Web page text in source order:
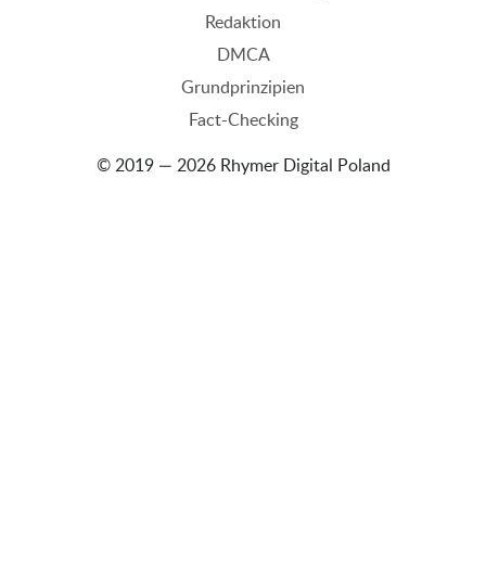
Redaktion
DMCA
Grundprinzipien
Fact-Checking
© 2019 — 2026 Rhymer Digital Poland